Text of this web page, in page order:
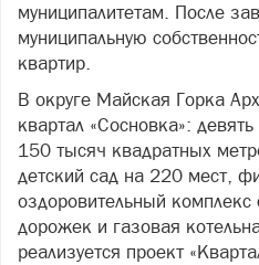
муниципалитетам. После
муниципальную
квартир.
В округе Майская Горка
квартал «Сосновка»:
150 тысяч квадратных
детский сад на 220 мест,
оздоровительный
дорожек и газовая
реализуется проект